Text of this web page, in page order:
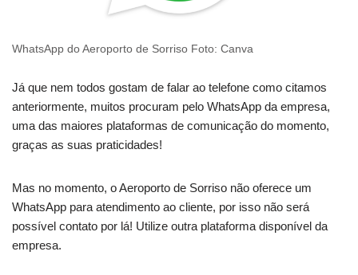
WhatsApp do Aeroporto de Sorriso Foto: Canva
Já que nem todos gostam de falar ao telefone como citamos
anteriormente, muitos procuram pelo WhatsApp da empresa,
uma das maiores plataformas de comunicação do momento,
graças as suas praticidades!
Mas no momento, o Aeroporto de Sorriso não oferece um
WhatsApp para atendimento ao cliente, por isso não será
possível contato por lá! Utilize outra plataforma disponível da
empresa.